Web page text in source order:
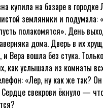
купила на базаре в
земляники и подумала:
полакомятся». День
дома. Дверь в их
и Вера вошла без стука.
как услышала из комнаты
«Лер, ну как же так?
Сердце свекрови ёкнуло —